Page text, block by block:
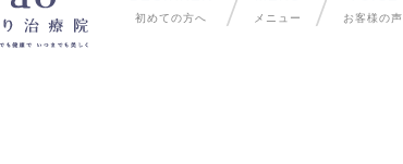
初めての方へ メニュー お客様の声